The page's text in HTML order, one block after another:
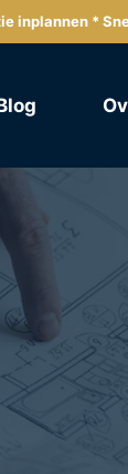
inplannen *